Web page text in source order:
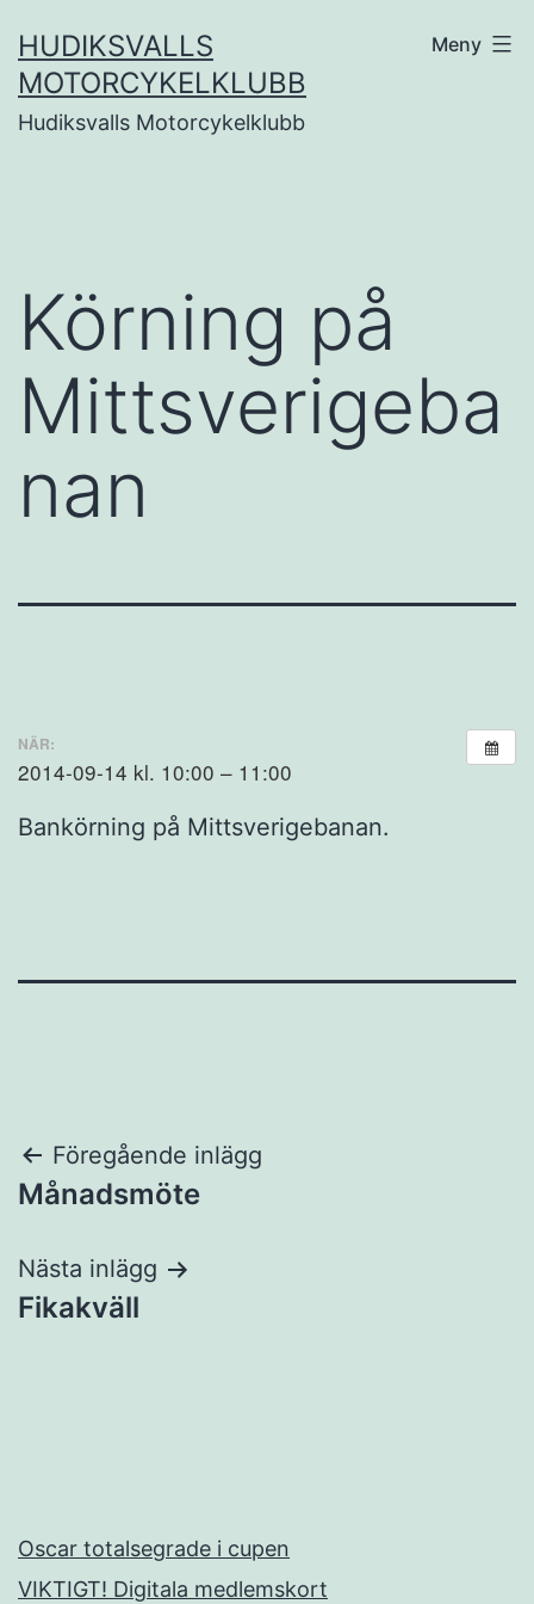
till
innehåll
HUDIKSVALLS
MOTORCYKELKLUBB
Hudiksvalls Motorcykelklubb
Meny
Körning på
Mittsverigeba
nan
NÄR:
2014-09-14 kl. 10:00 – 11:00
Bankörning på Mittsverigebanan.
Inläggsnavigering
Föregående inlägg
Månadsmöte
Nästa inlägg
Fikakväll
Oscar totalsegrade i cupen
VIKTIGT! Digitala medlemskort